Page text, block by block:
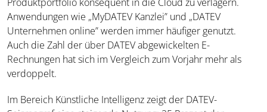
Anwendungen wie „MyDATEV Kanzlei” und „DATEV
Unternehmen online” werden immer häufiger genutzt.
Auch die Zahl der über DATEV abgewickelten E-
Rechnungen hat sich im Vergleich zum Vorjahr mehr als
verdoppelt.
Im Bereich Künstliche Intelligenz zeigt der DATEV-